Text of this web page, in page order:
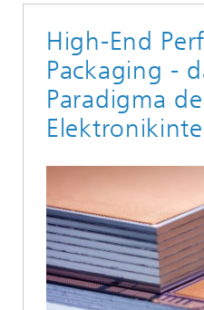
High-End
Packaging -
Paradigma